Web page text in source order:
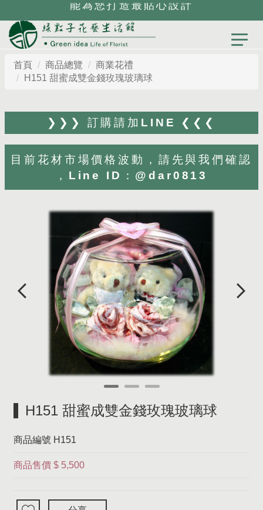
首頁 商品總覽
商業花禮
H151 甜蜜成雙金錢玫瑰玻璃球
❯❯❯ 訂購請加LINE ❮❮❮
目前花材市場價格波動，請先與我們確認
，Line ID：@dar0813
H151 甜蜜成雙金錢玫瑰玻璃球
商品編號 H151
商品售價 $ 5,500
能為您打造最貼心設計